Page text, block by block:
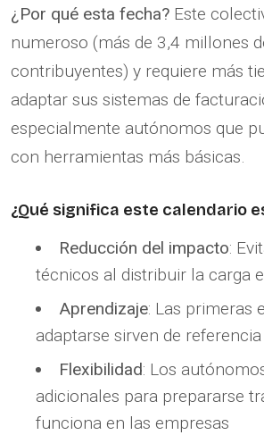
¿Por qué esta fecha? Este
numeroso (más de 3,4 millones
contribuyentes) y requiere más
adaptar sus sistemas de
especialmente autónomos que
con herramientas más básicas.
¿Qué significa este calendario
Reducción del impacto:
técnicos al distribuir la carga
Aprendizaje: Las primeras
adaptarse sirven de
Flexibilidad: Los
adicionales para prepararse
funciona en las empresas